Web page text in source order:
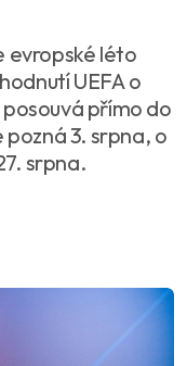
evropské léto
UEFA o
přímo do
3. srpna, o
srpna.